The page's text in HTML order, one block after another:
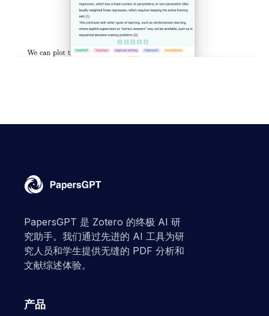
PapersGPT 是 Zotero 的终极 AI 研
究助手。我们通过先进的 AI 工具为研
究人员和学生提供无缝的 PDF 分析和
文献综述体验。
产品